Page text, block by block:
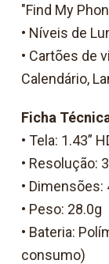
"Find My
• Níveis de
• Cartões de
Calendário,
Ficha
• Tela: 1.43”
• Resolução:
• Dimensões:
• Peso: 28.0g
• Bateria:
consumo)